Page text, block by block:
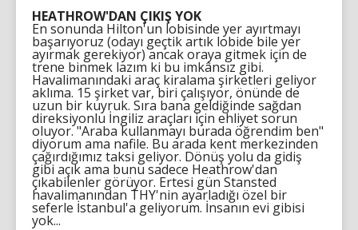
HEATHROW'DAN ÇIKIŞ YOK
En sonunda Hilton'un lobisinde yer ayırtmayı
başarıyoruz (odayı geçtik artık lobide bile yer
ayırmak gerekiyor) ancak oraya gitmek için de
trene binmek lazım ki bu imkânsız gibi.
Havalimanındaki araç kiralama şirketleri geliyor
aklıma. 15 şirket var, biri çalışıyor, önünde de
uzun bir kuyruk. Sıra bana geldiğinde sağdan
direksiyonlu İngiliz araçları için ehliyet sorun
oluyor. "Araba kullanmayı burada öğrendim ben"
diyorum ama nafile. Bu arada kent merkezinden
çağırdığımız taksi geliyor. Dönüş yolu da gidiş
gibi açık ama bunu sadece Heathrow'dan
çıkabilenler görüyor. Ertesi gün Stansted
havalimanından THY'nin ayarladığı özel bir
seferle İstanbul'a geliyorum. İnsanın evi gibisi
yok...